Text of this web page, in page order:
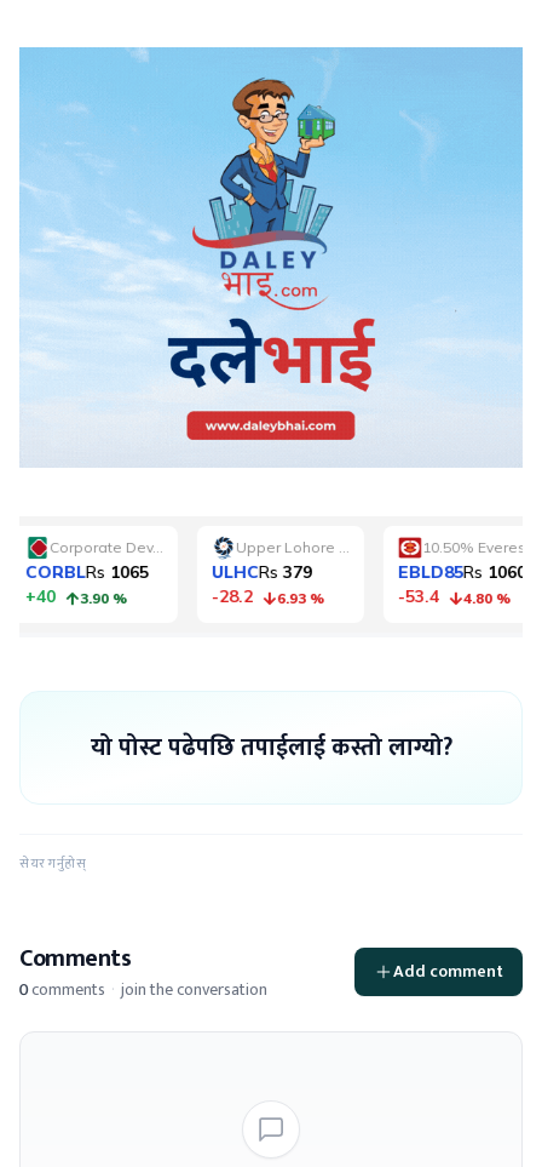
यो पोस्ट पढेपछि तपाईलाई कस्तो लाग्यो?
सेयर गर्नुहोस्
Comments
0comments · join the conversation
Add comment